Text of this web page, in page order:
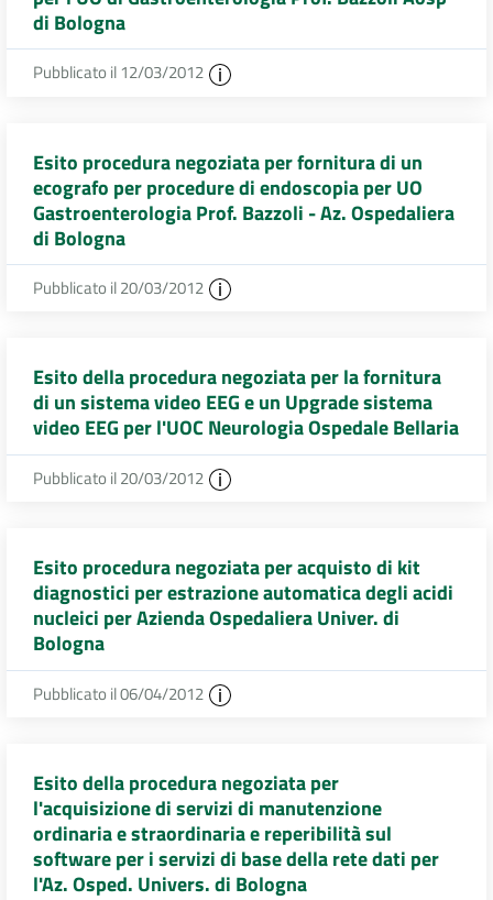
di Bologna
Pubblicato il 12/03/2012
Esito procedura negoziata per fornitura di un
ecografo per procedure di endoscopia per UO
Gastroenterologia Prof. Bazzoli - Az. Ospedaliera
di Bologna
Pubblicato il 20/03/2012
Esito della procedura negoziata per la fornitura
di un sistema video EEG e un Upgrade sistema
video EEG per l'UOC Neurologia Ospedale Bellaria
Pubblicato il 20/03/2012
Esito procedura negoziata per acquisto di kit
diagnostici per estrazione automatica degli acidi
nucleici per Azienda Ospedaliera Univer. di
Bologna
Pubblicato il 06/04/2012
Esito della procedura negoziata per
l'acquisizione di servizi di manutenzione
ordinaria e straordinaria e reperibilità sul
software per i servizi di base della rete dati per
l'Az. Osped. Univers. di Bologna